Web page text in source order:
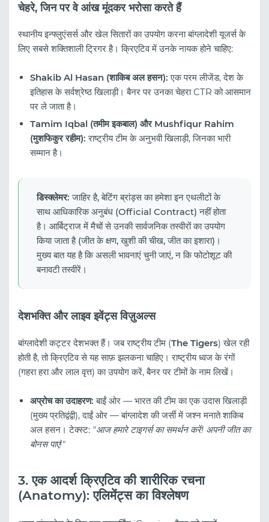
चेहरे, जिन पर वे आंख मूंदकर भरोसा करते हैं
स्थानीय इन्फ्लुएंसर्स और खेल सितारों का उपयोग करना बांग्लादेशी यूजर्स के
लिए सबसे शक्तिशाली ट्रिगर है। क्रिएटिव में उनके नायक होने चाहिए:
Shakib Al Hasan (शाकिब अल हसन): एक परम लीजेंड, देश के
इतिहास के सर्वश्रेष्ठ खिलाड़ी। बैनर पर उनका चेहरा CTR को आसमान
पर ले जाता है।
Tamim Iqbal (तमीम इकबाल) और Mushfiqur Rahim
(मुशफिकुर रहीम): राष्ट्रीय टीम के अनुभवी खिलाड़ी, जिनका भारी
सम्मान है।
डिस्क्लेमर: जाहिर है, बेटिंग ब्रांड्स का हमेशा इन एथलीटों के
साथ आधिकारिक अनुबंध (Official Contract) नहीं होता
है। आर्बिट्राज में मैचों से उनकी सार्वजनिक तस्वीरों का उपयोग
किया जाता है (जीत के क्षण, खुशी की चीख, जीत का इशारा)।
मुख्य बात यह है कि असली भावनाएं चुनी जाएं, न कि फोटोशूट की
बनावटी तस्वीरें।
देशभक्ति और लाइव इवेंट्स विज़ुअल्स
बांग्लादेशी कट्टर देशभक्त हैं। जब राष्ट्रीय टीम (The Tigers) खेल रही
होती है, तो क्रिएटिव से यह साफ़ झलकना चाहिए। राष्ट्रीय ध्वज के रंगों
(गहरा हरा और लाल वृत्त) का उपयोग करें, बैनर पर टीमों के नाम लिखें।
अप्रोच का उदाहरण: बाईं ओर — भारत की टीम का एक उदास खिलाड़ी
(मुख्य प्रतिद्वंद्वी), दाईं ओर — बांग्लादेश की जर्सी में जश्न मनाते शाकिब
अल हसन। टेक्स्ट: "आज हमारे टाइगर्स का समर्थन करें! अपनी जीत का
बोनस पाएं!"
3. एक आदर्श क्रिएटिव की शारीरिक रचना
(Anatomy): एलिमेंट्स का विश्लेषण